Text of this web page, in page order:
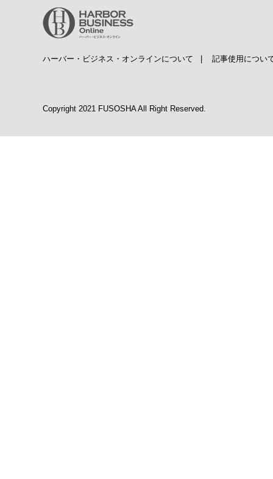
ハーバー・ビジネス・オンラインについて 記事使用につい
Copyright 2021 FUSOSHA All Right Reserved.